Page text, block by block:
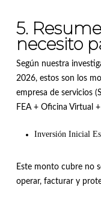
5.
necesito
Según nuestra
2026, estos son los
empresa de servicios
FEA + Oficina Virtual
Inversión Inicial
Este monto cubre no
operar, facturar y